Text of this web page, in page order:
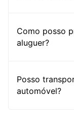
Como posso
aluguer?
Posso
automóvel?